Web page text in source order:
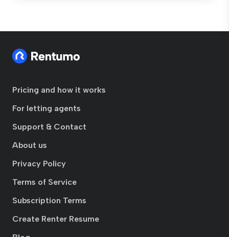
Pricing and how it works
For letting agents
Support & Contact
About us
Privacy Policy
Terms of Service
Subscription Terms
Create Renter Resume